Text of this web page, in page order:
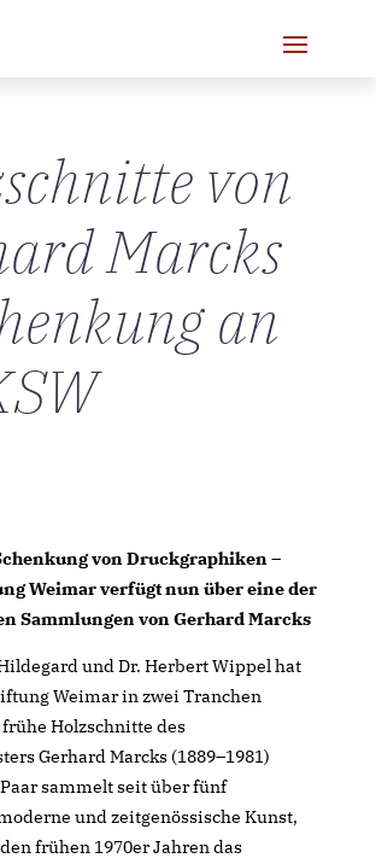
von
Marcks
an
von Druckgraphiken –
Weimar verfügt nun über eine der
Sammlungen von Gerhard Marcks
und Dr. Herbert Wippel hat
Weimar in zwei Tranchen
Holzschnitte des
Gerhard Marcks (1889–1981)
sammelt seit über fünf
und zeitgenössische Kunst,
frühen 1970er Jahren das